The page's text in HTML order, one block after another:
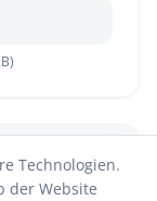
NEU
Technologien.
der Website